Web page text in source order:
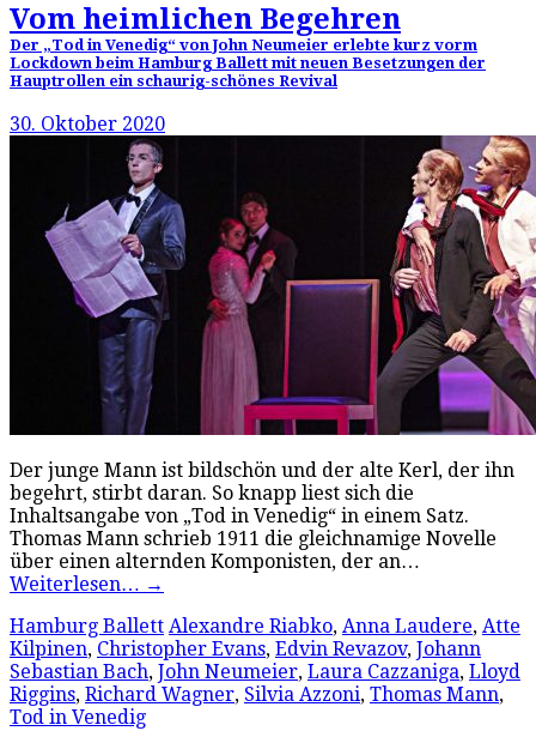
Vom heimlichen Begehren
Der „Tod in Venedig“ von John Neumeier erlebte kurz vorm
Lockdown beim Hamburg Ballett mit neuen Besetzungen der
Hauptrollen ein schaurig-schönes Revival
30. Oktober 2020
Der junge Mann ist bildschön und der alte Kerl, der ihn
begehrt, stirbt daran. So knapp liest sich die
Inhaltsangabe von „Tod in Venedig“ in einem Satz.
Thomas Mann schrieb 1911 die gleichnamige Novelle
über einen alternden Komponisten, der an…
Weiterlesen… →
Hamburg Ballett Alexandre Riabko, Anna Laudere, Atte
Kilpinen, Christopher Evans, Edvin Revazov, Johann
Sebastian Bach, John Neumeier, Laura Cazzaniga, Lloyd
Riggins, Richard Wagner, Silvia Azzoni, Thomas Mann,
Tod in Venedig